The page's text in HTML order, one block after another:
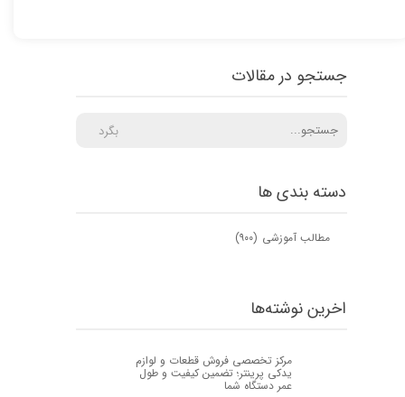
دسته بندی ها
مطالب آموزشی (۹۰۰)
جستجو در مقالات
بگرد
اخرین نوشته‌ها
مرکز تخصصی فروش قطعات و لوازم
یدکی پرینتر؛ تضمین کیفیت و طول
عمر دستگاه شما